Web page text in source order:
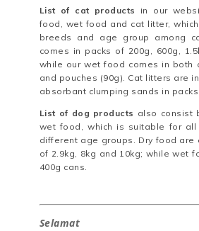
List of cat products
in our
food, wet food and cat litter,
breeds and age group among
comes in packs of 200g, 600g,
while our wet food comes in both
and pouches (90g ). Cat litters are
absorbant clumping sands in
List of dog products also consist
wet food, which is suitable for
different age groups. Dry food are
of 2.9kg, 8kg and 10kg; while wet
400g cans.
Selamat